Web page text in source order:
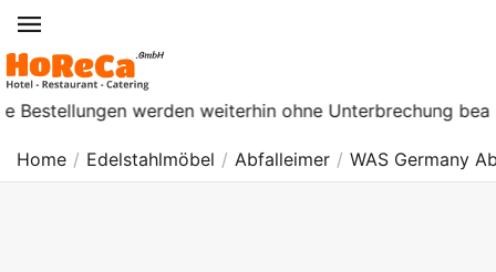
werden weiterhin ohne Unterbrechung
Home / Edelstahlmöbel / Abfalleimer / WAS Germany